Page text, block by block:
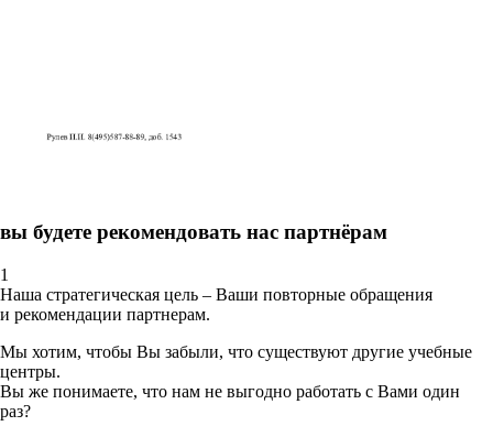
вы будете рекомендовать нас партнёрам
1
Наша стратегическая цель – Ваши повторные обращения
и рекомендации партнерам.
Мы хотим, чтобы Вы забыли, что существуют другие учебные
центры.
Вы же понимаете, что нам не выгодно работать с Вами один
раз?